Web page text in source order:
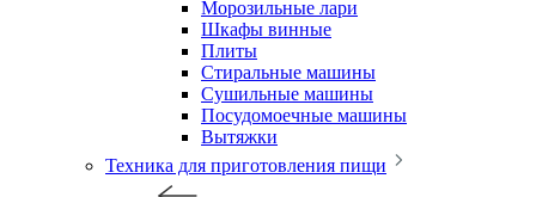
Морозильные лари
Шкафы винные
Плиты
Стиральные машины
Сушильные машины
Посудомоечные машины
Вытяжки
Техника для приготовления пищи